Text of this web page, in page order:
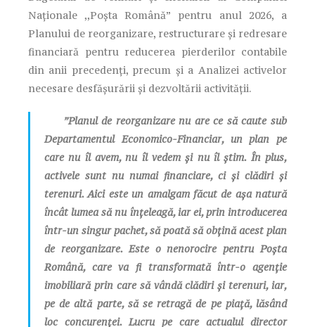
Naționale ,,Poșta Română” pentru anul 2026, a
Planului de reorganizare, restructurare și redresare
financiară pentru reducerea pierderilor contabile
din anii precedenți, precum și a Analizei activelor
necesare desfășurării și dezvoltării activității.
”Planul de reorganizare nu are ce să caute sub
Departamentul Economico-Financiar, un plan pe
care nu îl avem, nu îl vedem și nu îl știm. În plus,
activele sunt nu numai financiare, ci și clădiri și
terenuri. Aici este un amalgam făcut de așa natură
încât lumea să nu înțeleagă, iar ei, prin introducerea
într-un singur pachet, să poată să obțină acest plan
de reorganizare. Este o nenorocire pentru Poșta
Română, care va fi transformată într-o agenție
imobiliară prin care să vândă clădiri și terenuri, iar,
pe de altă parte, să se retragă de pe piață, lăsând
loc concurenței. Lucru pe care actualul director